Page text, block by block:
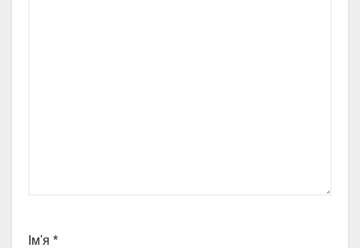
Ім'я *